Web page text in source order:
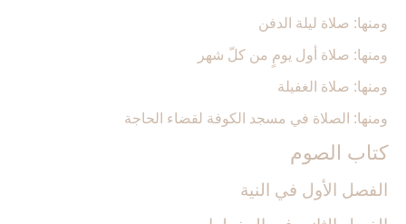
ومنها: صلاة ليلة الدفن‏
ومنها: صلاة أول يومٍ من كلّ شهر
ومنها: صلاة الغفيلة
ومنها: الصلاة في مسجد الكوفة لقضاء الحاجة
كتاب الصوم‏
الفصل الأول في النية